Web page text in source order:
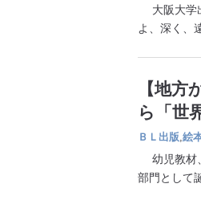
大阪大学
よ、深く、
【地
ら「世
ＢＬ出版,絵
幼児教材
部門として